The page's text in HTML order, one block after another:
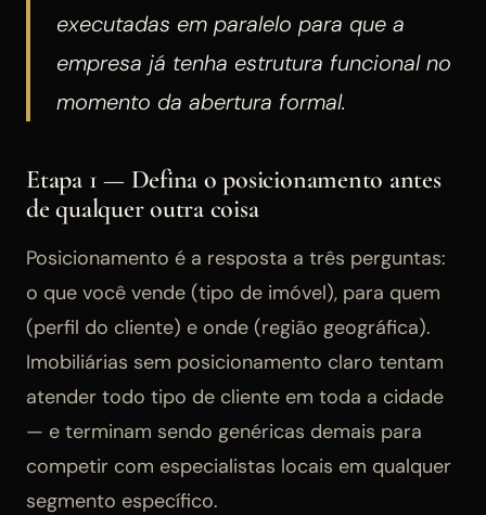
executadas em paralelo para que a
empresa já tenha estrutura funcional no
momento da abertura formal.
Etapa 1 — Defina o posicionamento antes
de qualquer outra coisa
Posicionamento é a resposta a três perguntas:
o que você vende (tipo de imóvel), para quem
(perfil do cliente) e onde (região geográfica).
Imobiliárias sem posicionamento claro tentam
atender todo tipo de cliente em toda a cidade
— e terminam sendo genéricas demais para
competir com especialistas locais em qualquer
segmento específico.